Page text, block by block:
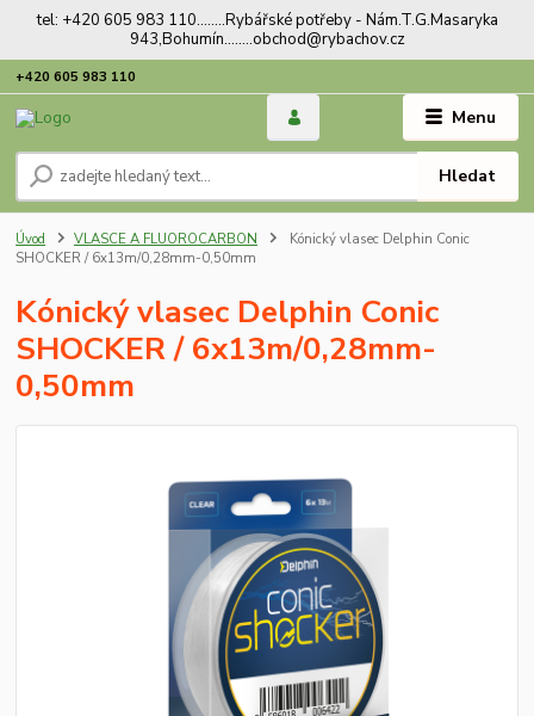
tel: +420 605 983 110........Rybářské potřeby - Nám.T.G.Masaryka
943,Bohumín........obchod@rybachov.cz
Menu
Hledat
+420 605 983 110
Úvod VLASCE A FLUOROCARBON
Kónický vlasec Delphin Conic
SHOCKER / 6x13m/0,28mm-0,50mm
Kónický vlasec Delphin Conic
SHOCKER / 6x13m/0,28mm-
0,50mm